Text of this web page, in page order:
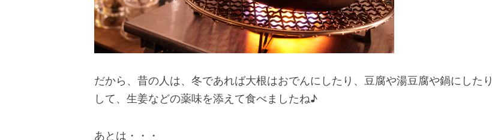
だから、昔の人は、冬であれば大根はおでんにしたり、豆腐や湯豆腐や鍋にしたり
して、生姜などの薬味を添えて食べましたね♪
あとは・・・